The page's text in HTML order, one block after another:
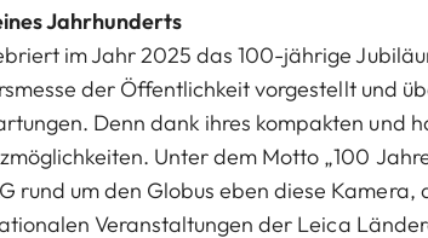
Jahrhunderts
im Jahr 2025 das 100-jährige
der Öffentlichkeit vorgestellt und
Denn dank ihres kompakten und
Unter dem Motto „100
rund um den Globus eben diese
Veranstaltungen der Leica